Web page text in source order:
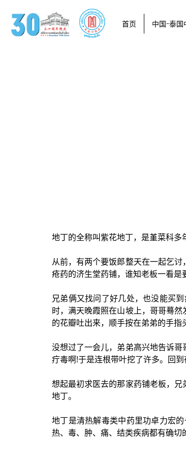
首页 中国-泰国
地丁的全称叫紫花地丁，是堇菜科多
从前，有两个要饭郎整天在一起乞
疮药的济生堂药铺，谁知老板一看是
兄弟俩又找问了好几处，也没能买
时，满天晚霞照在山坡上，哥哥蓦
的花瓣吐出来，顺手按在弟弟的手
没想过了一会儿，弟弟高兴地告诉
疔毒啊!于是连根带叶挖了许多。回
想起最初求医去的那家药铺老板，
地丁。
地丁是清热解毒类中药里功卓力宏
热、毒、肿、痛、结类疾病都有确切